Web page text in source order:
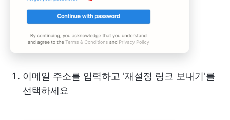
이메일 주소를 입력하고 '재설정 링크 보내기'를
선택하세요